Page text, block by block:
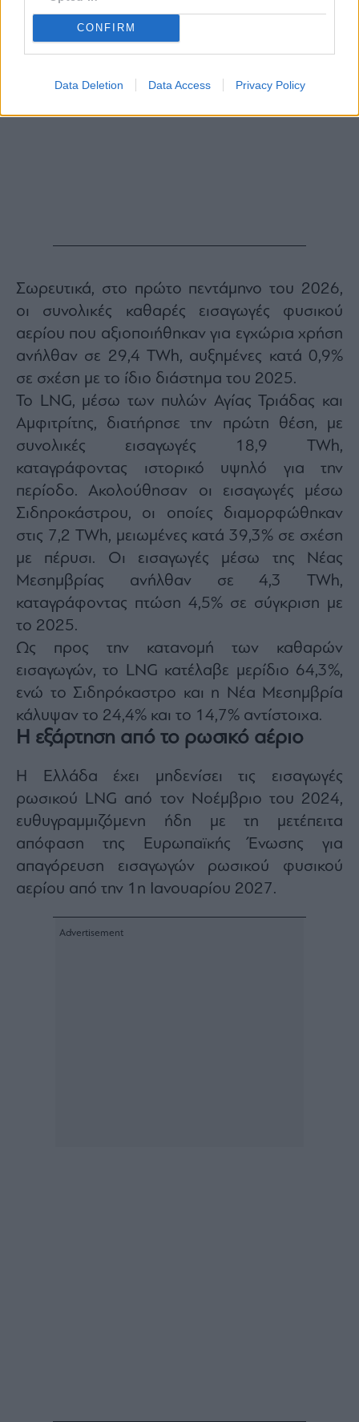
CONFIRM
Data Deletion Data Access Privacy Policy
Σωρευτικά, στο πρώτο πεντάμηνο του 2026,
οι συνολικές καθαρές εισαγωγές φυσικού
αερίου που αξιοποιήθηκαν για εγχώρια χρήση
ανήλθαν σε 29,4 TWh, αυξημένες κατά 0,9%
σε σχέση με το ίδιο διάστημα του 2025.
Το LNG, μέσω των πυλών Αγίας Τριάδας και
Αμφιτρίτης, διατήρησε την πρώτη θέση, με
συνολικές εισαγωγές 18,9 TWh,
καταγράφοντας ιστορικό υψηλό για την
περίοδο. Ακολούθησαν οι εισαγωγές μέσω
Σιδηροκάστρου, οι οποίες διαμορφώθηκαν
στις 7,2 TWh, μειωμένες κατά 39,3% σε σχέση
με πέρυσι. Οι εισαγωγές μέσω της Νέας
Μεσημβρίας ανήλθαν σε 4,3 TWh,
καταγράφοντας πτώση 4,5% σε σύγκριση με
το 2025.
Ως προς την κατανομή των καθαρών
εισαγωγών, το LNG κατέλαβε μερίδιο 64,3%,
ενώ το Σιδηρόκαστρο και η Νέα Μεσημβρία
κάλυψαν το 24,4% και το 14,7% αντίστοιχα.
Η εξάρτηση από το ρωσικό αέριο
Η Ελλάδα έχει μηδενίσει τις εισαγωγές
ρωσικού LNG από τον Νοέμβριο του 2024,
ευθυγραμμιζόμενη ήδη με τη μετέπειτα
απόφαση της Ευρωπαϊκής Ένωσης για
απαγόρευση εισαγωγών ρωσικού φυσικού
αερίου από την 1η Ιανουαρίου 2027.